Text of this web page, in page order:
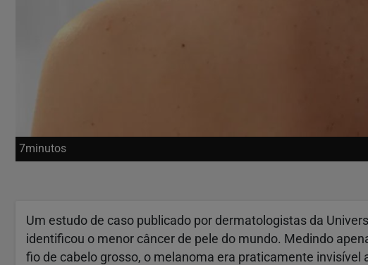
7minutos
Um estudo de caso publicado por dermatologistas da
identificou o menor câncer de pele do mundo. Medindo
fio de cabelo grosso, o melanoma era praticamente invisível